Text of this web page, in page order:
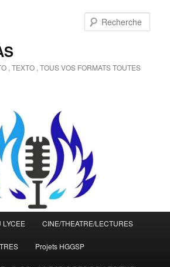
, TEXTO , TOUS VOS FORMATS TOUTES
LYCEE CINE/THEATRE/LECTURES
Projets HGGSP